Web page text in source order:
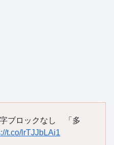
ブロックなし 「多
t.co/lrTJJbLAi1